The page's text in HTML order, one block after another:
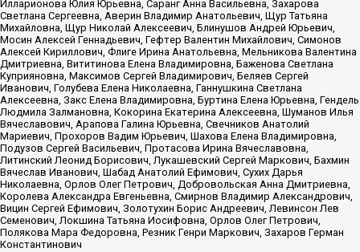
Илларионова Юлия Юрьевна, Саранг Анна Васильевна, Захарова
Светлана Сергеевна, Аверин Владимир Анатольевич, Щур Татьяна
Михайловна, Щур Николай Алексеевич, Блинушов Андрей Юрьевич,
Мосин Алексей Геннадьевич, Гефтер Валентин Михайлович, Симонов
Алексей Кириллович, Флиге Ирина Анатольевна, Мельникова Валентина
Дмитриевна, Вититинова Елена Владимировна, Баженова Светлана
Куприяновна, Максимов Сергей Владимирович, Беляев Сергей
Иванович, Голубева Елена Николаевна, Ганнушкина Светлана
Алексеевна, Закс Елена Владимировна, Буртина Елена Юрьевна, Гендель
Людмила Залмановна, Кокорина Екатерина Алексеевна, Шуманов Илья
Вячеславович, Арапова Галина Юрьевна, Свечников Анатолий
Мариевич, Прохоров Вадим Юрьевич, Шахова Елена Владимировна,
Подузов Сергей Васильевич, Протасова Ирина Вячеславовна,
Литинский Леонид Борисович, Лукашевский Сергей Маркович, Бахмин
Вячеслав Иванович, Шабад Анатолий Ефимович, Сухих Дарья
Николаевна, Орлов Олег Петрович, Добровольская Анна Дмитриевна,
Королева Александра Евгеньевна, Смирнов Владимир Александрович,
Вицин Сергей Ефимович, Золотухин Борис Андреевич, Левинсон Лев
Семенович, Локшина Татьяна Иосифовна, Орлов Олег Петрович,
Полякова Мара Федоровна, Резник Генри Маркович, Захаров Герман
Константинович